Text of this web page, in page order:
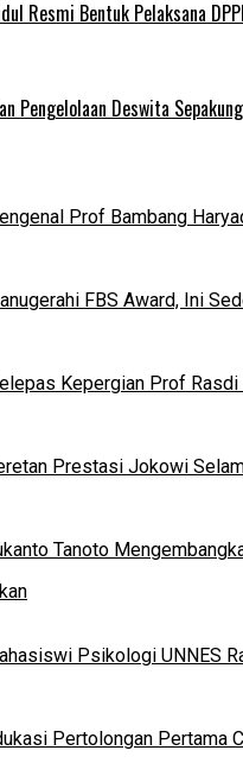
Resmi Bentuk Pelaksana
Pengelolaan Deswita
Prof Bambang
FBS Award, Ini
Kepergian Prof
Prestasi Jokowi
Tanoto
Psikologi UNNES
Pertolongan Pertama